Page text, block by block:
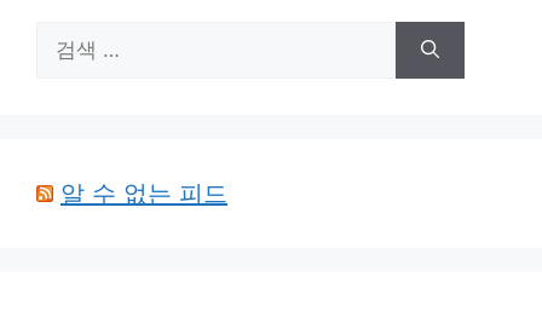
색:
알 수 없는 피드